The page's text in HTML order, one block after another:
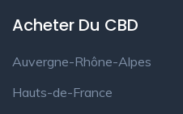
Acheter Du CBD
Auvergne-Rhône-Alpes
Hauts-de-France